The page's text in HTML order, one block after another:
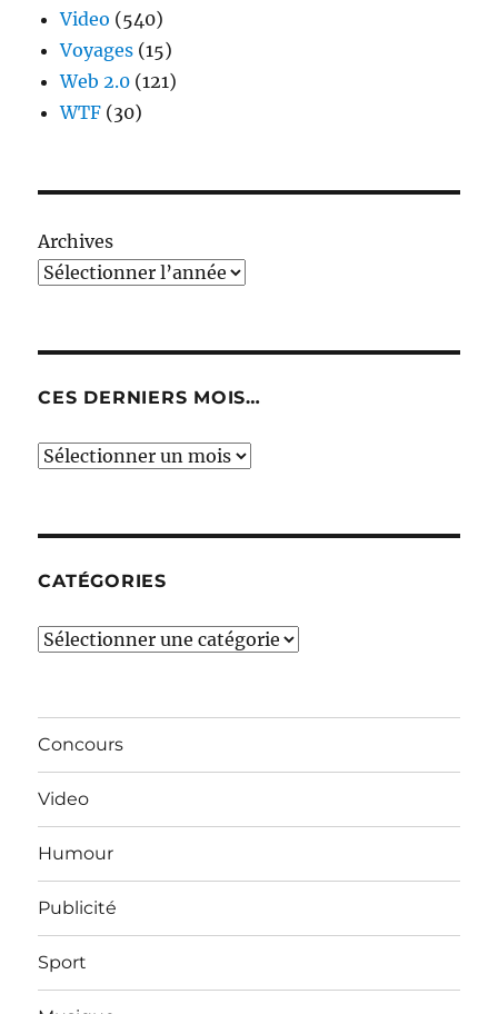
Video (540)
Voyages (15)
Web 2.0 (121)
WTF (30)
Archives
CES DERNIERS MOIS…
Ces
CATÉGORIES
Catégories
Concours
Video
Humour
Publicité
Sport